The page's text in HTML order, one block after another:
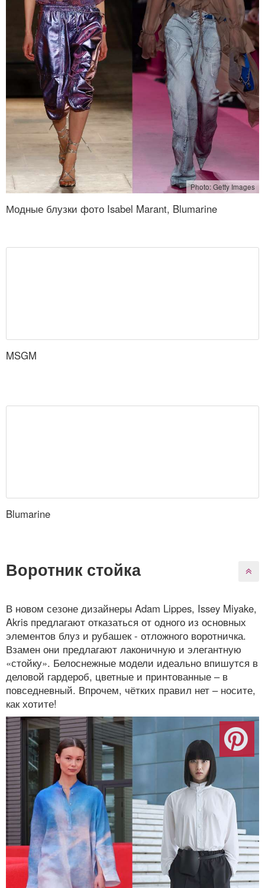
Photo: Getty Images
Модные блузки фото Isabel Marant, Blumarine
MSGM
Blumarine
Воротник стойка
В новом сезоне дизайнеры Adam Lippes, Issey Miyake,
Akris предлагают отказаться от одного из основных
элементов блуз и рубашек - отложного воротничка.
Взамен они предлагают лаконичную и элегантную
«стойку». Белоснежные модели идеально впишутся в
деловой гардероб, цветные и принтованные – в
повседневный. Впрочем, чётких правил нет – носите,
как хотите!